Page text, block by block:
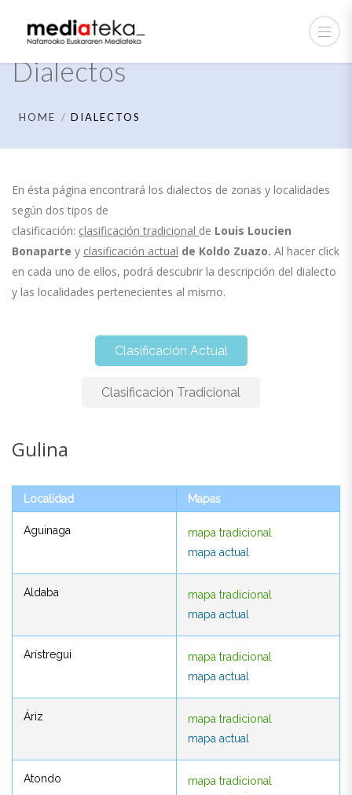
Dialectos
HOME DIALECTOS
En ésta página encontrará los dialectos de zonas y localidades
según dos tipos de
clasificación: clasificación tradicional de Louis Loucien
Bonaparte y clasificación actual de Koldo Zuazo. Al hacer click
en cada uno de ellos, podrá descubrir la descripción del dialecto
y las localidades pertenecientes al mismo.
Clasificación Actual
Clasificación Tradicional
Gulina
Localidad Mapas
Aguinaga
mapa tradicional
mapa actual
Aldaba
mapa tradicional
mapa actual
Arístregui
mapa tradicional
mapa actual
Áriz
mapa tradicional
mapa actual
Atondo
mapa tradicional
Gulina
Localidad Mapas
mapa actual
mapa actual
mapa actual
mapa actual
mapa actual